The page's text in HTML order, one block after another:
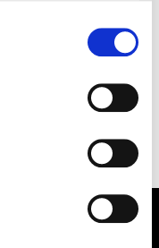
Municipal
apoyo y